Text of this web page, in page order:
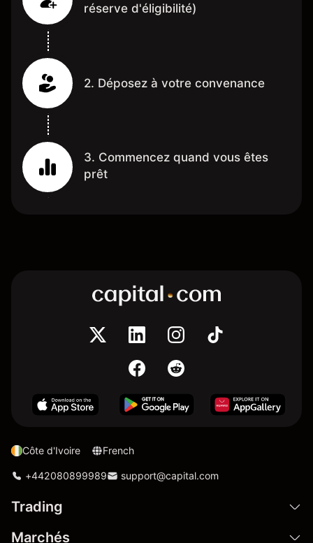
réserve d'éligibilité)
2. Déposez à votre convenance
3. Commencez quand vous êtes
prêt
Côte d'Ivoire French
+442080899989 support@capital.com
Trading
Marchés